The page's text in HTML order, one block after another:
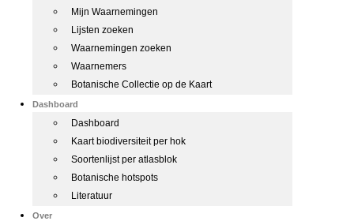
Mijn Waarnemingen
Lijsten zoeken
Waarnemingen zoeken
Waarnemers
Botanische Collectie op de Kaart
Dashboard
Dashboard
Kaart biodiversiteit per hok
Soortenlijst per atlasblok
Botanische hotspots
Literatuur
Over